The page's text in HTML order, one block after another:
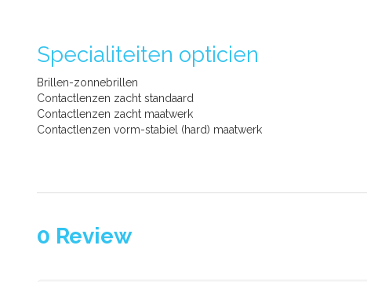
Specialiteiten opticien
Brillen-zonnebrillen
Contactlenzen zacht standaard
Contactlenzen zacht maatwerk
Contactlenzen vorm-stabiel (hard) maatwerk
0 Review